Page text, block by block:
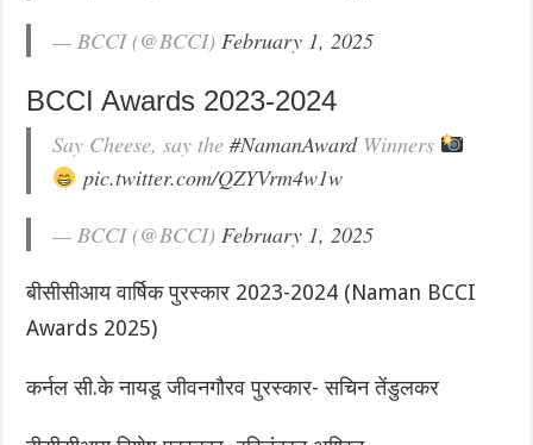
— BCCI (@BCCI)February 1, 2025
BCCI Awards 2023-2024
Say Cheese, say the#NamanAwardWinners
pic.twitter.com/QZYVrm4w1w
— BCCI (@BCCI)February 1, 2025
बीसीसीआय वार्षिक पुरस्कार 2023-2024 (Naman BCCI
Awards 2025)
कर्नल सी.के नायडू जीवनगौरव पुरस्कार- सचिन तेंडुलकर